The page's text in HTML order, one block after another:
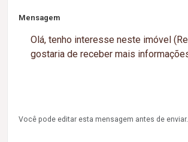
Mensagem
Você pode editar esta mensagem antes de enviar.